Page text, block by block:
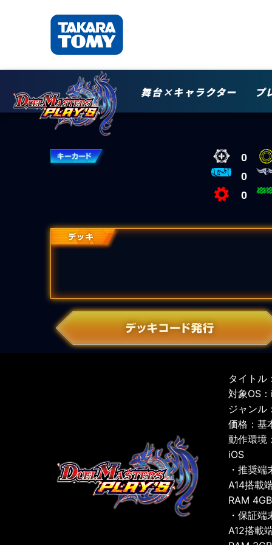
舞台×キャラクター プ
0
0
0
タイトル
対象OS
ジャンル
価格：基
動作環境
iOS
・推奨端
A14搭載
RAM
・保証端
A12搭載